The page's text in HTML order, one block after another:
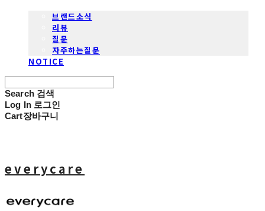
브랜드소식
리뷰
질문
자주하는질문
NOTICE
Search 검색
Log In 로그인
Cart장바구니
everycare